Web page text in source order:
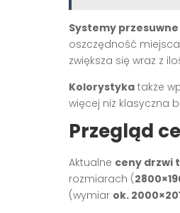
Systemy przesuwne
oszczędność
zwiększa się wraz z
Kolorystyka także
więcej niż klasyczna
Przegląd
Aktualne ceny drzwi
rozmiarach (
(wymiar ok.